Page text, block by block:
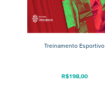
Treinamento Esportivo
R$198,00